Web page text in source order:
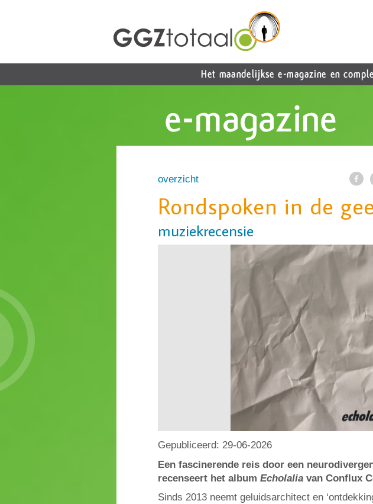
overzicht
Rondspoken in de
muziekrecensie
Gepubliceerd: 29-06-2026
Een fascinerende reis door een
recenseert het album Echolalia van Conflux
Sinds 2013 neemt geluidsarchitect en